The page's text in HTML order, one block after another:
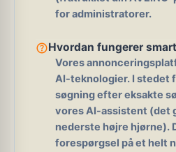
for administratorer.
help_outlineHvordan fungerer
Vores
AI-teknologier. I stedet
søgning efter eksakte
vores AI-assistent (det
nederste højre hjørne).
forespørgsel på et helt